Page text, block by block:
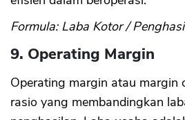
Formula: Laba Kotor /
9. Operating Margin
Operating margin atau margin
rasio yang membandingkan